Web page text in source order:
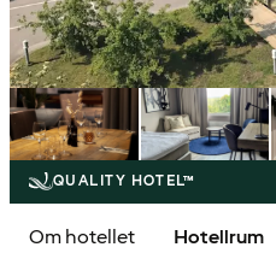
QUALITY HOTEL™
Om hotellet Hotellrum